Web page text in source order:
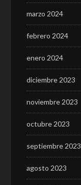
marzo 2024
febrero 2024
enero 2024
diciembre 2023
noviembre 2023
octubre 2023
septiembre 2023
agosto 2023